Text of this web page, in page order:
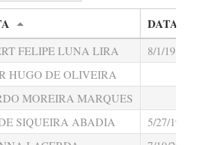
DATA
FELIPE LUNA LIRA
8/1/1988
HUGO DE OLIVEIRA
MOREIRA MARQUES
SIQUEIRA ABADIA
5/27/1940